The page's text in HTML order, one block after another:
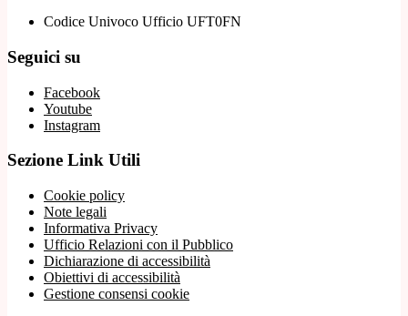
Codice Univoco Ufficio UFT0FN
Seguici su
Facebook
Youtube
Instagram
Sezione Link Utili
Cookie policy
Note legali
Informativa Privacy
Ufficio Relazioni con il Pubblico
Dichiarazione di accessibilità
Obiettivi di accessibilità
Gestione consensi cookie